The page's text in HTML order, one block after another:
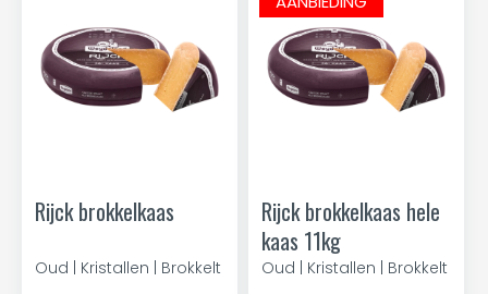
Rijck brokkelkaas
Oud | Kristallen | Brokkelt
Rijck brokkelkaas hele
kaas 11kg
Oud | Kristallen | Brokkelt